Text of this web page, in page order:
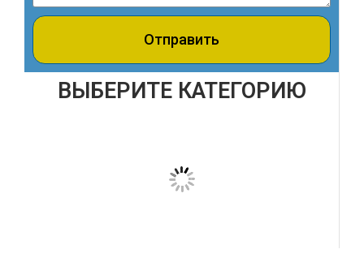
Отправить
ВЫБЕРИТЕ КАТЕГОРИЮ